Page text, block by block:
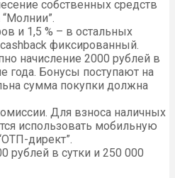
собственных средств
и 1,5 % – в остальных
фиксированный.
начисление 2000 рублей в
года. Бонусы поступают на
сумма покупки должна
Для взноса наличных
использовать мобильную
директ”.
рублей в сутки и 250 000